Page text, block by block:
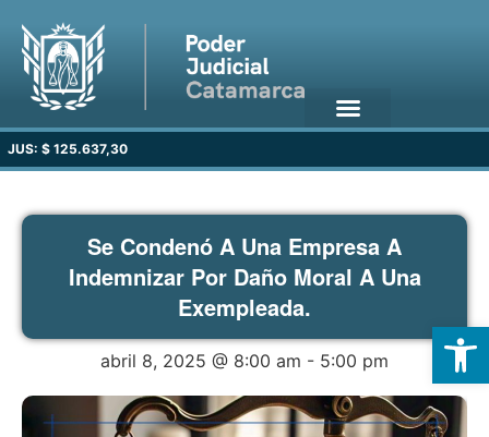
JUS: $ 125.637,30
Se Condenó A Una Empresa A
Indemnizar Por Daño Moral A Una
Exempleada.
abril 8, 2025 @ 8:00 am - 5:00 pm